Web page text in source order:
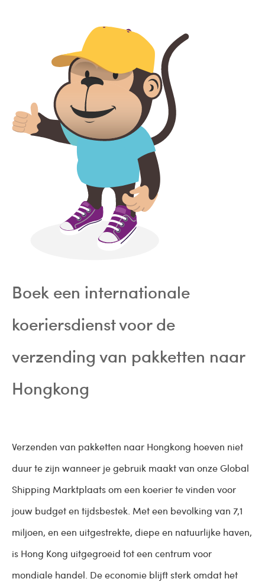
Boek een internationale
koeriersdienst voor de
verzending van pakketten naar
Hongkong
Verzenden van pakketten naar Hongkong hoeven niet
duur te zijn wanneer je gebruik maakt van onze Global
Shipping Marktplaats om een koerier te vinden voor
jouw budget en tijdsbestek. Met een bevolking van 7,1
miljoen, en een uitgestrekte, diepe en natuurlijke haven,
is Hong Kong uitgegroeid tot een centrum voor
mondiale handel. De economie blijft sterk omdat het